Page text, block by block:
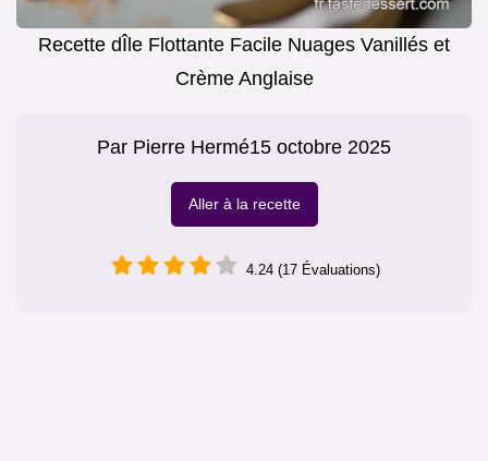
Recette dÎle Flottante Facile Nuages Vanillés et
Crème Anglaise
Par Pierre Hermé15 octobre 2025
Aller à la recette
4.24 (17 Évaluations)